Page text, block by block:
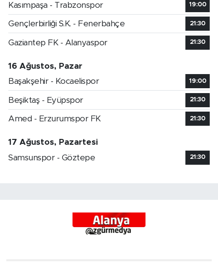
Kasımpaşa - Trabzonspor 19:00
Gençlerbirliği S.K. - Fenerbahçe 21:30
Gaziantep FK - Alanyaspor 21:30
16 Ağustos, Pazar
Başakşehir - Kocaelispor
19:00
Beşiktaş - Eyüpspor 21:30
Amed - Erzurumspor FK 21:30
17 Ağustos, Pazartesi
Samsunspor - Göztepe
21:30